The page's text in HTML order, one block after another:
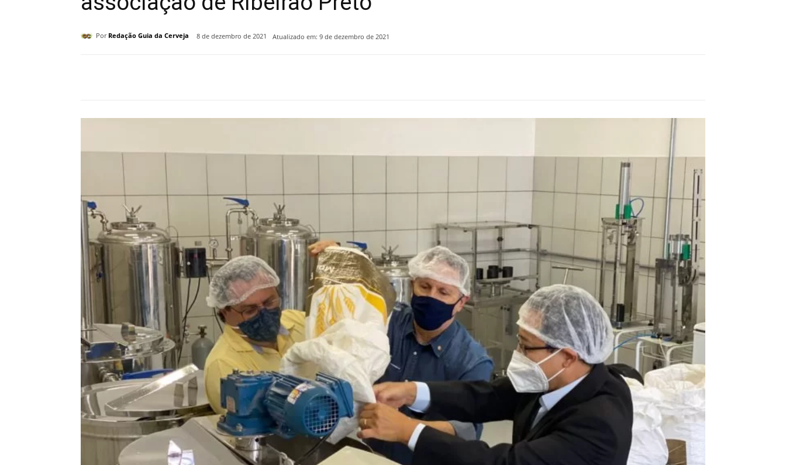
Por Redação Guia da Cerveja 8 de dezembro de 2021 Atualizado em: 9 de dezembro de 2021